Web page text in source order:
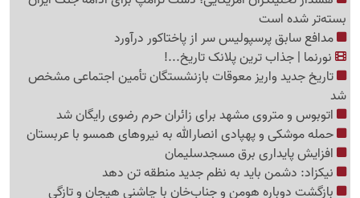
بسته‌تر شده است
مدافع سابق پرسپولیس سر از پاختاکور درآورد
نورنما | جذاب ترین پلانک تاریخ...!
تاریخ جدید واریز معوقات بازنشستگان تأمین اجتماعی مشخص
شد
اتوبوس و متروی مشهد برای زائران حرم رضوی رایگان شد
حمله موشکی و پهپادی انصارالله به نیروهای همسو با عربستان
افزایش پایداری برق مسجدسلیمان
نیکزاد: دشمن باید به نظم جدید منطقه تن دهد
بازگشت دوباره هومن و جناب‌خان با چاشنی هیجان و تازگی